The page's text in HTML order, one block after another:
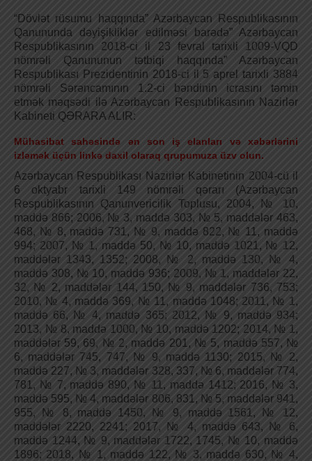
“Dövlət rüsumu haqqında” Azərbaycan Respublikasının
Qanununda dəyişikliklər edilməsi barədə” Azərbaycan
Respublikasının 2018-ci il 23 fevral tarixli 1009-VQD
nömrəli Qanununun tətbiqi haqqında” Azərbaycan
Respublikası Prezidentinin 2018-ci il 5 aprel tarixli 3884
nömrəli Sərəncamının 1.2-ci bəndinin icrasını təmin
etmək məqsədi ilə Azərbaycan Respublikasının Nazirlər
Kabineti QƏRARA ALIR:
Mühasibat sahəsində ən son iş elanları və xəbərlərini
izləmək üçün linkə daxil olaraq qrupumuza üzv olun.
Azərbaycan Respublikası Nazirlər Kabinetinin 2004-cü il
6 oktyabr tarixli 149 nömrəli qərarı (Azərbaycan
Respublikasının Qanunvericilik Toplusu, 2004, № 10,
maddə 866; 2006, № 3, maddə 303, № 5, maddələr 463,
468, № 8, maddə 731, № 9, maddə 822, № 11, maddə
994; 2007, № 1, maddə 50, № 10, maddə 1021, № 12,
maddələr 1343, 1352; 2008, № 2, maddə 130, № 4,
maddə 308, № 10, maddə 936; 2009, № 1, maddələr 22,
32, № 2, maddələr 144, 150, № 9, maddələr 736, 753;
2010, № 4, maddə 369, № 11, maddə 1048; 2011, № 1,
maddə 66, № 4, maddə 365; 2012, № 9, maddə 934;
2013, № 8, maddə 1000, № 10, maddə 1202; 2014, № 1,
maddələr 59, 69, № 2, maddə 201, № 5, maddə 557, №
6, maddələr 745, 747, № 9, maddə 1130; 2015, № 2,
maddə 227, № 3, maddələr 328, 337, № 6, maddələr 774,
781, № 7, maddə 890, № 11, maddə 1412; 2016, № 3,
maddə 595, № 4, maddələr 806, 831, № 5, maddələr 941,
955, № 8, maddə 1450, № 9, maddə 1561, № 12,
maddələr 2220, 2241; 2017, № 4, maddə 643, № 6,
maddə 1244, № 9, maddələr 1722, 1745, № 10, maddə
1896; 2018, № 1, maddə 122, № 3, maddə 630, № 4,